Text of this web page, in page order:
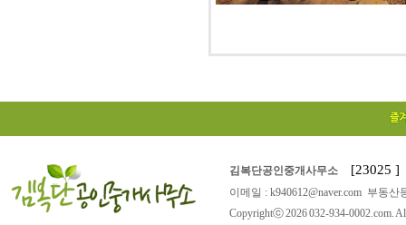
김복단공인중개사무소 [23025 ]
이메일 : k940612@naver.com 부동
Copyrightⓒ 2026 032-934-0002.com.